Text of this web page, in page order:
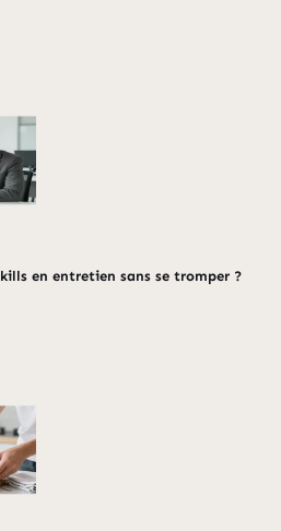
en entretien sans se tromper ?